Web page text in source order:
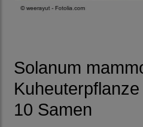
Solanum
10 Samen